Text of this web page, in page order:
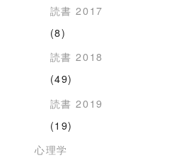
読書 2017
(8)
読書 2018
(49)
読書 2019
(19)
心理学